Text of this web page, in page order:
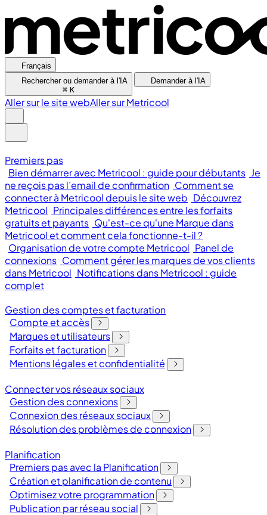
Français
Rechercher ou demander à l'IA
⌘ K
Demander à l'IA
Aller sur le site webAller sur Metricool
Premiers pas
Bien démarrer avec Metricool : guide pour débutants Je
ne reçois pas l’email de confirmation Comment se
connecter à Metricool depuis le site web Découvrez
Metricool Principales différences entre les forfaits
gratuits et payants Qu'est-ce qu'une Marque dans
Metricool et comment cela fonctionne-t-il ?
Organisation de votre compte Metricool Panel de
connexions Comment gérer les marques de vos clients
dans Metricool Notifications dans Metricool : guide
complet
Gestion des comptes et facturation
Compte et accès
Marques et utilisateurs
Forfaits et facturation
Mentions légales et confidentialité
Connecter vos réseaux sociaux
Gestion des connexions
Connexion des réseaux sociaux
Résolution des problèmes de connexion
Planification
Premiers pas avec la Planification
Création et planification de contenu
Optimisez votre programmation
Publication par réseau social